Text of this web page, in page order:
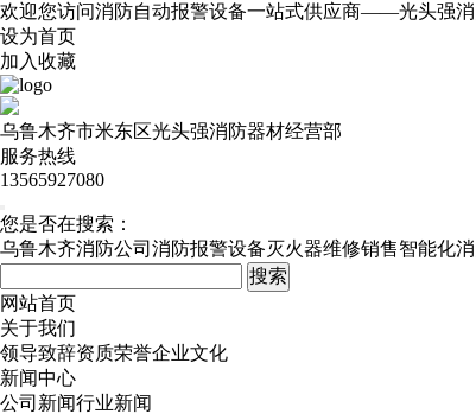
欢迎您访问消防自动报警设备一站式供应商——光头强消
设为首页
加入收藏
乌鲁木齐市米东区光头强消防器材经营部
服务热线
13565927080
您是否在搜索：
乌鲁木齐消防公司 消防报警设备灭火器维修销售智能化
网站首页
关于我们
领导致辞资质荣誉企业文化
新闻中心
公司新闻行业新闻